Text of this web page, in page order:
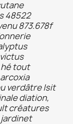
48522
873.678f
hé tout
verdâtre Isit
diation,
créatures